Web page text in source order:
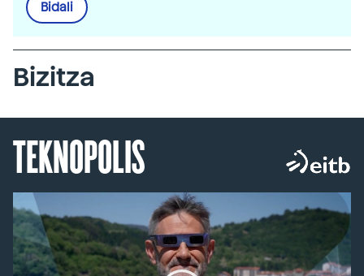
Bidali
Bizitza
TEKNOPOLIS